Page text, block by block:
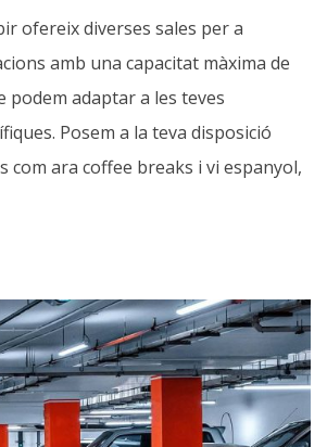
ofereix diverses sales per a
amb una capacitat màxima de
podem adaptar a les teves
Posem a la teva disposició
com ara coffee breaks i vi espanyol,
comprometem a fer que la teva
s’adaptin a les teves necessitats.